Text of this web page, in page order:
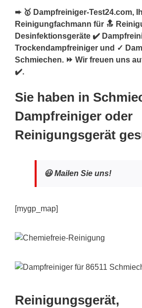
➨ 🥇 Dampfreiniger-Test24.com,
Reinigungfachmann für 🔝
Desinfektionsgeräte ✔️
Trockendampfreiniger und ✓
Schmiechen. ⏩ Wir freuen uns
✔️.
Sie haben in
Dampfreiniger oder
Reinigungsgerät
😃 Mailen Sie uns!
[mygp_map]
Reinigungsgerät,